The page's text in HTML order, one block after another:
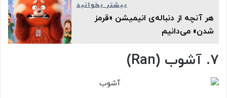
بیشتر بخوانید
هر آنچه از دنباله‌ی انیمیشن «قرمز
شدن» می‌دانیم
۷. آشوب (Ran)